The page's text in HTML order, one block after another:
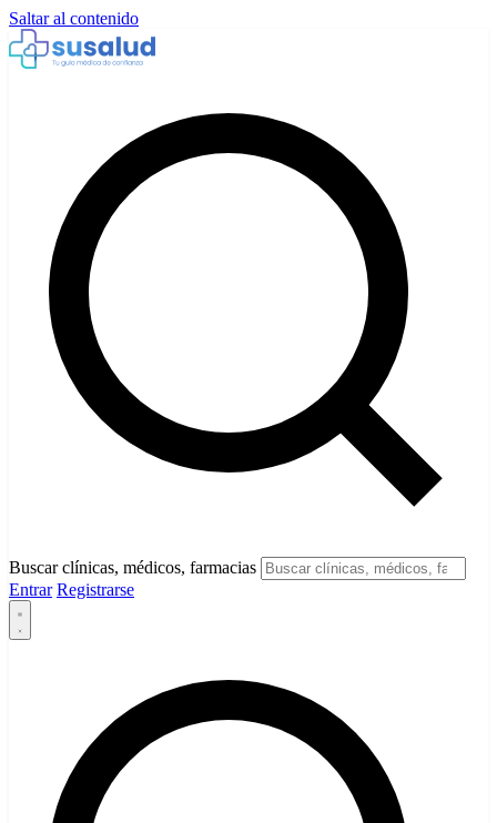
Saltar al contenido
Buscar clínicas, médicos, farmacias
Entrar Registrarse